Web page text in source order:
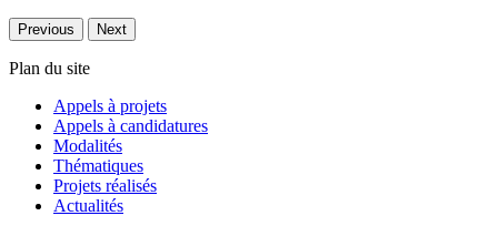
Previous Next
Plan du site
Appels à projets
Appels à candidatures
Modalités
Thématiques
Projets réalisés
Actualités